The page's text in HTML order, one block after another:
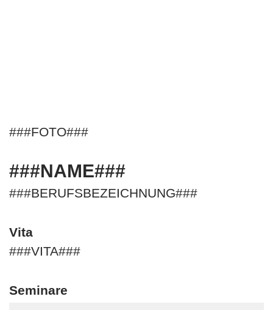
###FOTO###
###NAME###
###BERUFSBEZEICHNUNG###
Vita
###VITA###
Seminare